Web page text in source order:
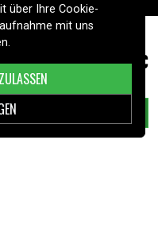
passend
7,99 €
LEGEN
über Ihre Cookie-
mit uns